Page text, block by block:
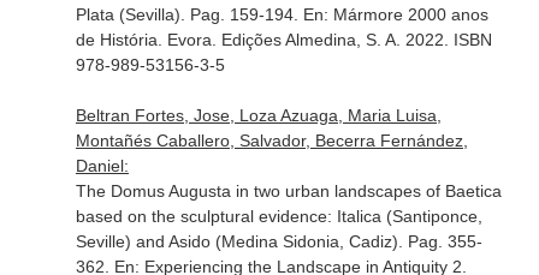
Plata (Sevilla). Pag. 159-194. En: Mármore 2000 anos
de História . Evora. Edições Almedina, S. A. 2022. ISBN
978-989-53156-3-5
Beltran Fortes, Jose, Loza Azuaga, Maria Luisa,
Montañés Caballero, Salvador, Becerra Fernández,
Daniel:
The Domus Augusta in two urban landscapes of Baetica
based on the sculptural evidence: Italica (Santiponce,
Seville) and Asido (Medina Sidonia, Cadiz). Pag. 355-
362. En: Experiencing the Landscape in Antiquity 2